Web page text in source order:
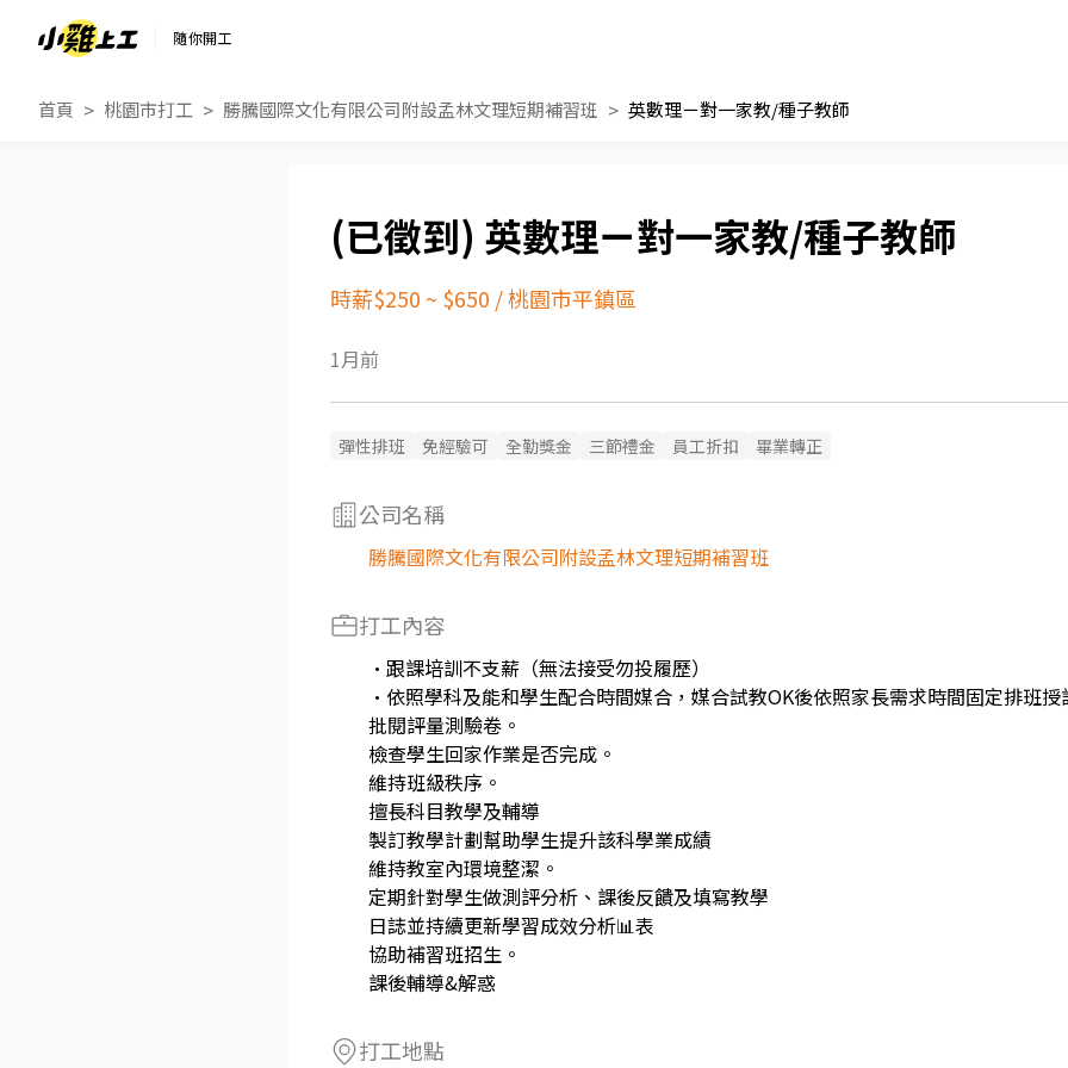
隨你開工
首頁 桃園市打工 勝騰國際文化有限公司附設孟林文理短期補習班 英數理ㄧ對一家教/種子教師
英數理ㄧ對一家教/種子教師
時薪$250 ~ $650 /桃園市平鎮區
1月前
彈性排班 免經驗可 全勤獎金 三節禮金 員工折扣 畢業轉正
公司名稱
勝騰國際文化有限公司附設孟林文理短期補習班
打工內容
·跟課培訓不支薪（無法接受勿投履歷）
·依照學科及能和學生配合時間媒合，媒合試教OK後依照家長需求時間固定排班授
批閱評量測驗卷。
檢查學生回家作業是否完成。
維持班級秩序。
擅長科目教學及輔導
製訂教學計劃幫助學生提升該科學業成績
維持教室內環境整潔。
定期針對學生做測評分析、課後反饋及填寫教學
日誌並持續更新學習成效分析📊表
協助補習班招生。
課後輔導&解惑
打工地點